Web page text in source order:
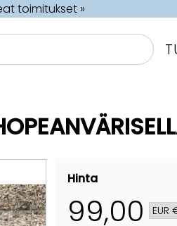
toimitukset »
Hinta
99,00